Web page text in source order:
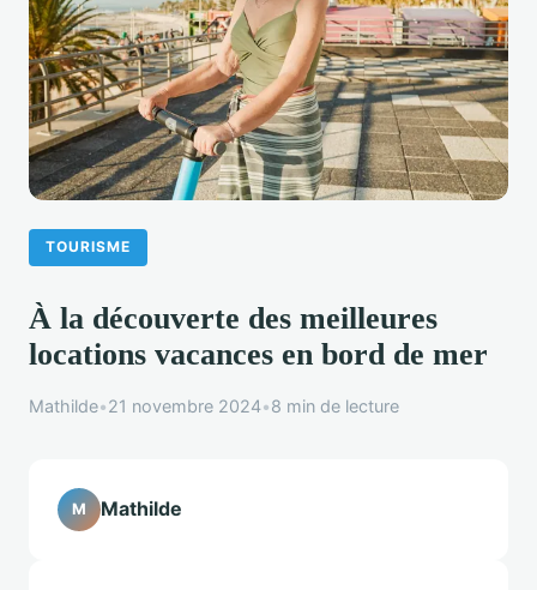
TOURISME
À la découverte des meilleures
locations vacances en bord de mer
Mathilde•21 novembre 2024•8 min de lecture
M Mathilde